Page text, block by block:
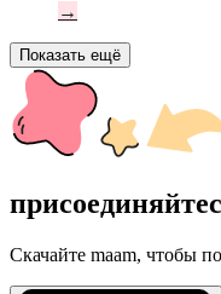
→
Показать ещё
Скачайте maam, чтобы